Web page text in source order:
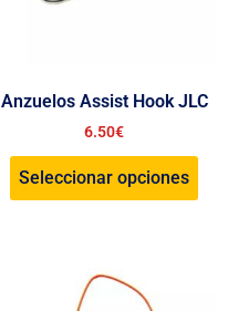
Anzuelos Assist Hook JLC
6.50€
Seleccionar opciones